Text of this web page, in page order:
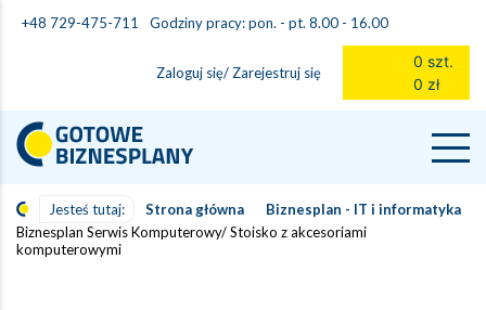
+48 729-475-711 Godziny pracy: pon. - pt. 8.00 - 16.00
Zaloguj się/ Zarejestruj się
0 szt.
0 zł
Jesteś tutaj: Strona główna
Biznesplan - IT i informatyka
Biznesplan Serwis Komputerowy/ Stoisko z akcesoriami
komputerowymi